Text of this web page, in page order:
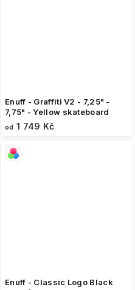
Enuff - Graffiti V2 - 7,25" -
7,75" - Yellow skateboard
od 1 749 Kč
Enuff - Classic Logo Black